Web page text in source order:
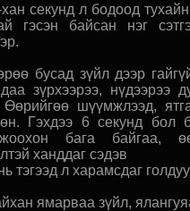
секунд л бодоод
гэсэн байсан нэг
бусад зүйл дээр
зүрхээрээ, нүдээрээ
Өөрийгөө шүүмжлээд,
Гэхдээ 6 секунд бол
бага байгаа,
ханддаг сэдэв
тэгээд л харамсдаг
ямарваа зүйл,